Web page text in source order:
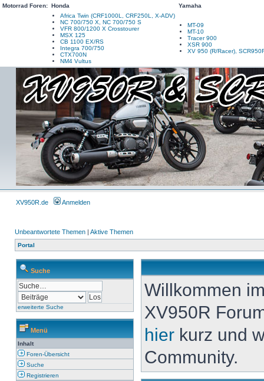
Motorrad Foren: Honda
Yamaha
Africa Twin (CRF1000L, CRF250L, X-ADV)
NC 700/750 X, NC 700/750 S
VFR 800/1200 X Crosstourer
MSX 125
CB 1100 EX/RS
Integra 700/750
CTX700N
NM4 Vultus
MT-09
MT-10
Tracer 900
XSR 900
XV 950 (R/Racer),
XV950R.de Anmelden
Unbeantwortete Themen | Aktive Themen
Portal
Suche
erweiterte Suche
Menü
Inhalt
Foren-Übersicht
Suche
Registrieren
Willkommen
XV950R
hier kurz und
Community.